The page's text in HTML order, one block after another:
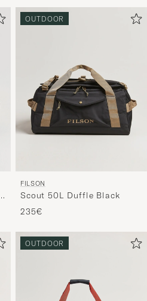
OUTDOOR
FILSON
Scout 50L Duffle Black
235€
OUTDOOR